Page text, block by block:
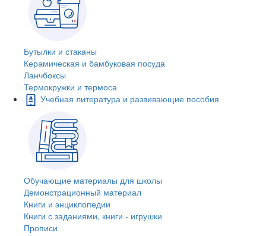
Бутылки и стаканы
Керамическая и бамбуковая посуда
Ланчбоксы
Термокружки и термоса
Учебная литература и развивающие пособия
Обучающие материалы для школы
Демонстрационный материал
Книги и энциклопедии
Книги с заданиями, книги - игрушки
Прописи